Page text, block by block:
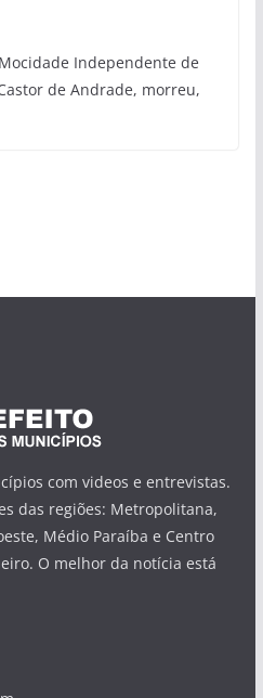
Independente de
de Andrade, morreu,
com videos e entrevistas.
das regiões: Metropolitana,
Médio Paraíba e Centro
O melhor da notícia está